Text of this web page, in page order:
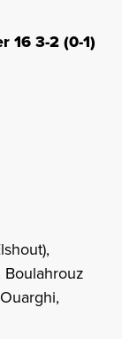
16 3-2 (0-1)
Boulahrouz